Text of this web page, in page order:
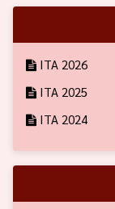
ITA 2026
ITA 2025
ITA 2024